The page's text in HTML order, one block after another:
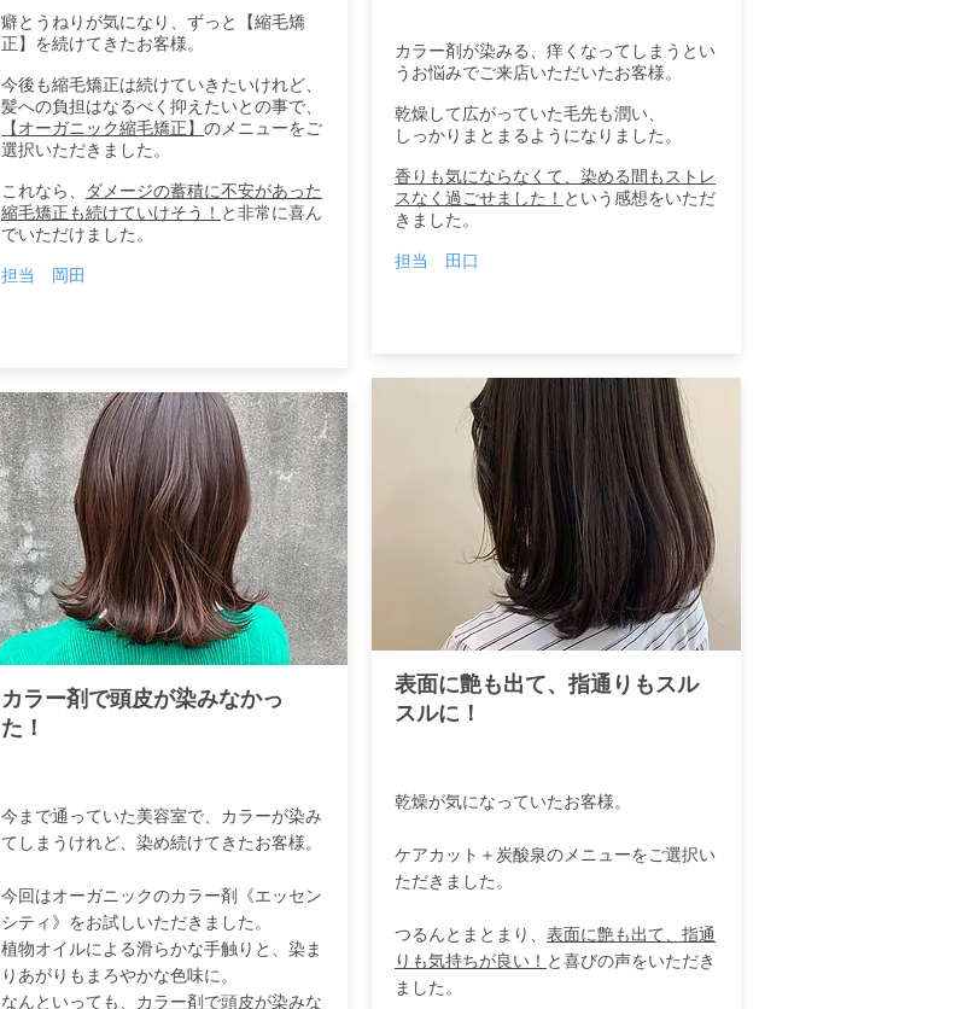
癖とうねりが気になり、ずっと【縮毛矯
正】を続けてきたお客様。
今後も縮毛矯正は続けていきたいけれど、
髪への負担はなるべく抑えたいとの事で、
【オーガニック縮毛矯正】 のメニューをご
選択いただきました。
これなら、
ダメージの蓄積に不安があった
縮毛矯正も続けていけそう！ と非常に喜ん
でいただけました。
担当 岡田
カラー剤で頭皮が染みなかっ
た！
今まで通っていた美容室で、カラーが染み
てしまうけれど、 染め続けてきたお客様。
今回はオーガニックのカラー剤《エッセン
シティ》をお試しいただきました。
植物オイルによる滑らかな手触りと、染ま
りあがりもまろやかな色味に。
なんといっても、 カラー剤で頭皮が染みな
カラー剤が染みる、痒くなってしまうとい
うお悩みでご来店いただいたお客様。
乾燥して広がっていた毛先も潤い、
しっかりまとまるようになりました。
香りも気にならなくて、染める間もストレ
スなく過ごせました！ という感想をいただ
きました。
担当 田口
表面に艶も出て、指通りもスル
スルに！
乾燥が気になっていたお客様。
ケアカット＋炭酸泉のメニューをご選択い
ただきました。
つるんとまとまり、 表面に艶も出て、指通
りも気持ちが良い！ と喜びの声をいただき
ました。